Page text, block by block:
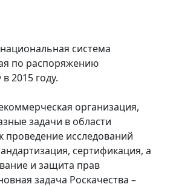
система
по распоряжению
2015 году.
организация,
задачи в области
проведение исследований
сертификация, а
и защита прав
задача Роскачества –